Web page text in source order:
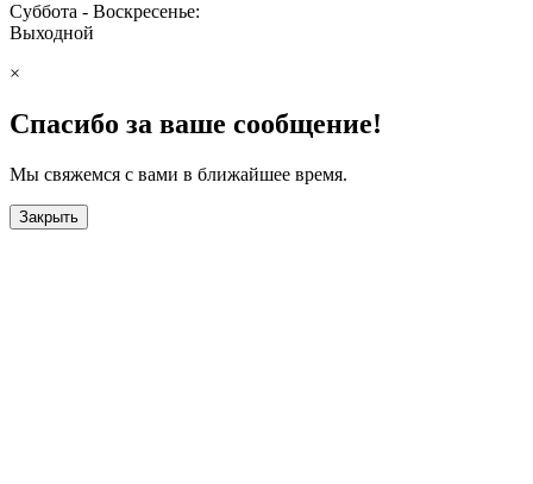
Суббота - Воскресенье:
Выходной
×
Спасибо за ваше сообщение!
Мы свяжемся с вами в ближайшее время.
Закрыть